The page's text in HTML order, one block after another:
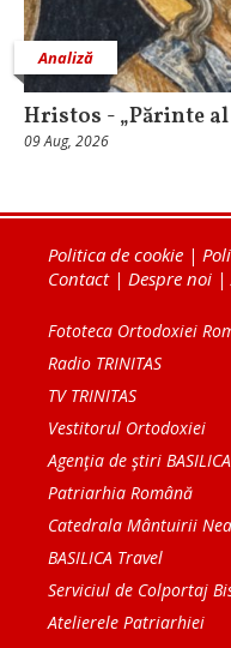
Analiză
Hristos - „Părinte al
09 Aug, 2026
Politica de cookie |
Contact| Despre noi |
Fototeca Ortodoxiei
Radio TRINITAS
TV TRINITAS
Vestitorul Ortodoxiei
Agenţia de ştiri BASILICA
Patriarhia Română
Catedrala Mântuirii
BASILICA Travel
Serviciul de Colportaj
Atelierele Patriarhiei